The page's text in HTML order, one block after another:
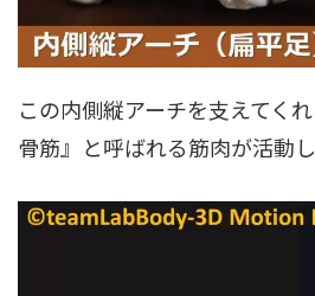
この内側縦アーチを支えてく
骨筋』と呼ばれる筋肉が活動